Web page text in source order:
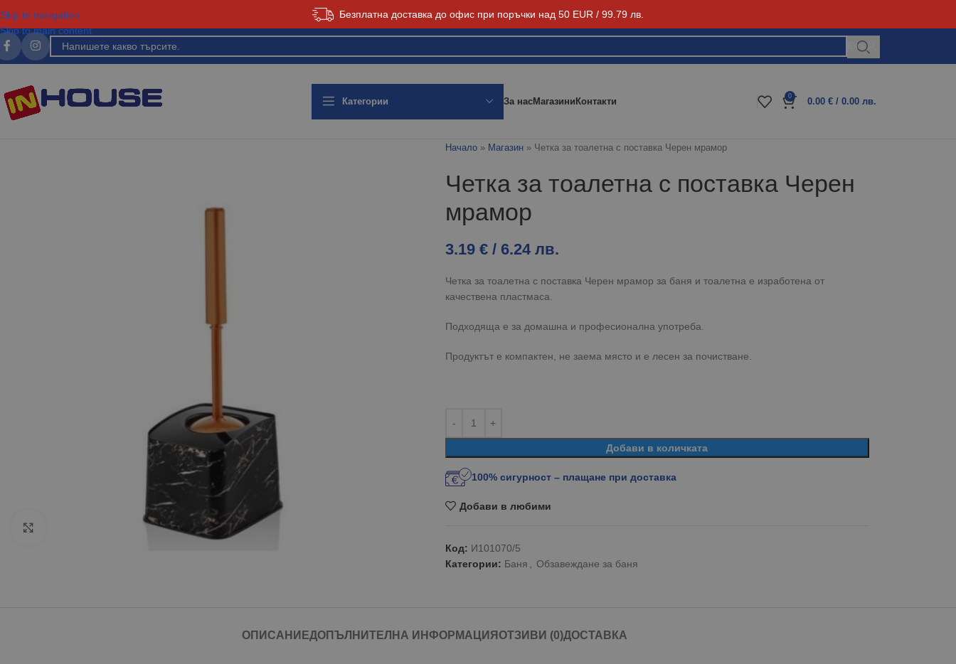
Безплатна доставка до офис при поръчки над 50 EUR / 99.79 лв.
Skip to navigation
Skip to main content
Блог
Категории За насМагазиниКонтакти 0
0.00 € / 0.00 лв.
Начало» Магазин» Четка за тоалетна с поставка Черен мрамор
Четка за тоалетна с поставка Черен
мрамор
3.19 € / 6.24 лв.
Четка за тоалетна с поставка Черен мрамор за баня и тоалетна е изработена от
качествена пластмаса.
Подходяща е за домашна и професионална употреба.
Продуктът е компактен, не заема място и е лесен за почистване.
Добави в количката
100% сигурност – плащане при доставка
Добави в любими
Код: И101070/5
Категории: Баня Обзавеждане за баня
ОПИСАНИЕДОПЪЛНИТЕЛНА ИНФОРМАЦИЯ ОТЗИВИ (0)ДОСТАВКА